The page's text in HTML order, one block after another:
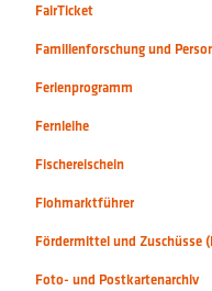
FairTicket
Familienforschung und
Ferienprogramm
Fernleihe
Fischereischein
Flohmarktführer
Fördermittel und Zuschüsse
Foto- und Postkartenarchiv